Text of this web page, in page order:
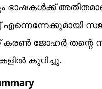
ഭാഷകള്‍ക്ക്
എന്നെന്നേക്കുമായി
കരണ്‍ ജോഹര്‍
കുറിച്ചു.